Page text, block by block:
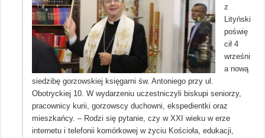
z
Lityński
poświę
cił 4
wrześni
a nową
siedzibę gorzowskiej księgarni św. Antoniego przy ul.
Obotryckiej 10. W wydarzeniu uczestniczyli biskupi seniorzy,
pracownicy kurii, gorzowscy duchowni, ekspedientki oraz
mieszkańcy. – Rodzi się pytanie, czy w XXI wieku w erze
internetu i telefonii komórkowej w życiu Kościoła, edukacji,